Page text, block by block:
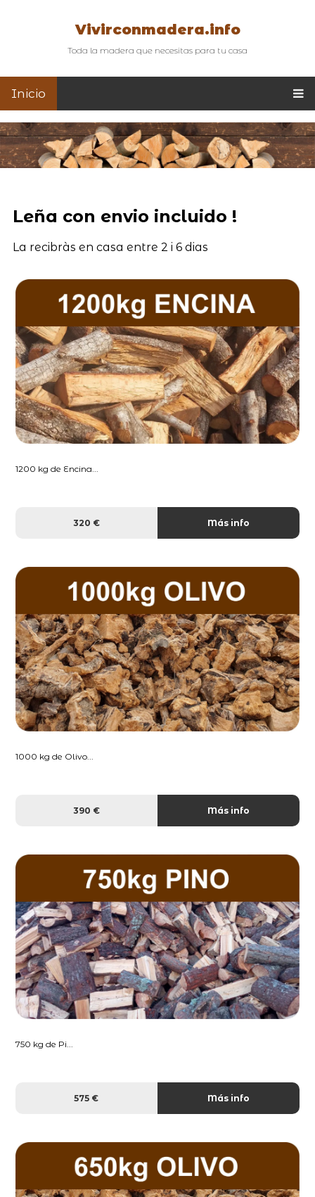
Vivirconmadera.info
Toda la madera que necesitas para tu casa
Inicio
Leña con envio incluido !
La recibràs en casa entre 2 i 6 dias
1200 kg de Encina...
320 € Más info
1000 kg de Olivo...
390 € Más info
750 kg de Pi...
575 € Más info